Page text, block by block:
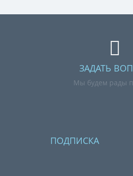
ЗАДАТЬ
Мы будем рады
ПОДПИСКА